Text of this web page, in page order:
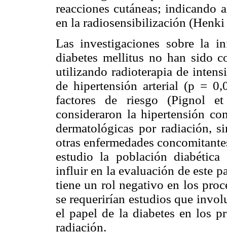
reacciones cutáneas;
en la radiosensibilización
Las investigaciones sobre la
diabetes mellitus no han sido
utilizando radioterapia de
de hipertensión arterial (p =
factores de riesgo (Pignol
consideraron la hipertensión
dermatológicas por radiación,
otras enfermedades
estudio la población
influir en la evaluación de este
tiene un rol negativo en los
se requerirían estudios que
el papel de la diabetes en los
radiación.